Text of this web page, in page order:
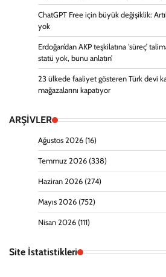
ChatGPT Free için büyük değişiklik:
yok
Erdoğan’dan AKP teşkilatına ‘süreç’
statü yok, bunu anlatın’
23 ülkede faaliyet gösteren Türk devi
mağazalarını kapatıyor
ARŞİVLER
Ağustos 2026 (16)
Temmuz 2026 (338)
Haziran 2026 (274)
Mayıs 2026 (752)
Nisan 2026 (111)
Site İstatistikleri